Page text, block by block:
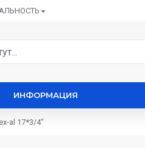
ИНФОРМАЦИЯ
al 17*3/4"